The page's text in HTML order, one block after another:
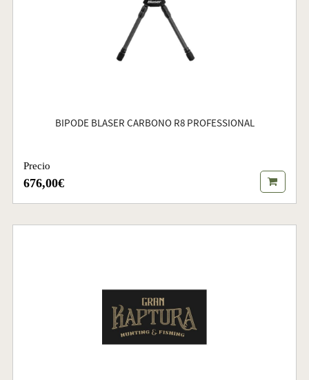
BIPODE BLASER CARBONO R8 PROFESSIONAL
Precio
676,00€